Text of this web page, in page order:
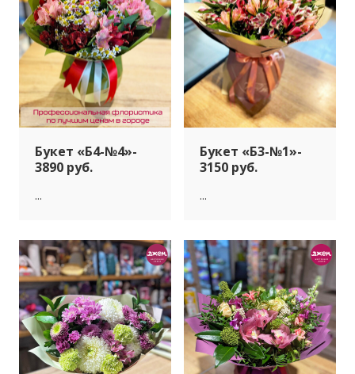
Букет «Б4-№4»-
3890 руб.
...
Букет «Б3-№1»-
3150 руб.
...